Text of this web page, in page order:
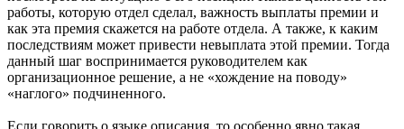
работы, которую отдел сделал, важность выплаты премии и
как эта премия скажется на работе отдела. А также, к каким
последствиям может привести невыплата этой премии. Тогда
данный шаг воспринимается руководителем как
организационное решение, а не «хождение на поводу»
«наглого» подчиненного.
Если говорить о языке описания, то особенно явно такая